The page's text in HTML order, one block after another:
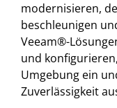
modernisieren,
beschleunigen
Veeam®-
und
Umgebung ein
Zuverlässigkeit